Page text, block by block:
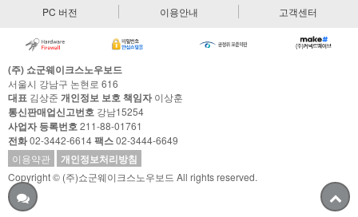
PC 버전 이용안내 고객센터
(주) 쇼군웨이크스노우보드
서울시 강남구 논현로 616
대표 김상준 개인정보 보호 책임자이상훈
통신판매업신고번호 강남15254
사업자 등록번호211-88-01761
전화02-3442-6614팩스02-3444-6649
이용약관
개인정보처리방침
Copyright © (주)쇼군웨이크스노우보드 All rights reserved.